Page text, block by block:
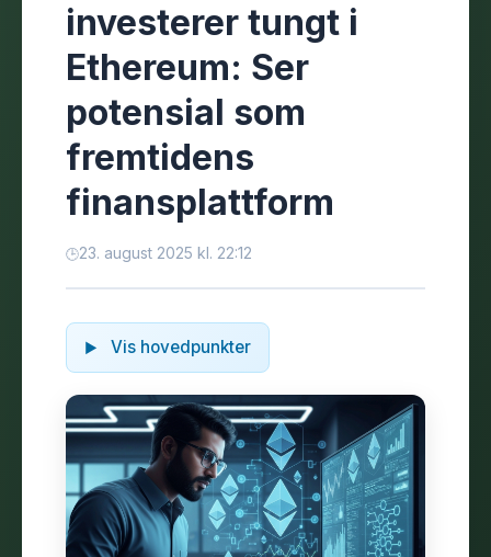
investerer tungt i
Ethereum: Ser
potensial som
fremtidens
finansplattform
23. august 2025 kl. 22:12
Vis hovedpunkter